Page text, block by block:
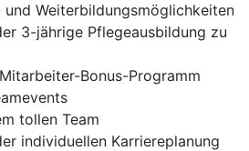
und Weiterbildungsmöglichkeiten
3-jährige Pflegeausbildung zu
Bonus-Programm
tollen Team
individuellen Karriereplanung